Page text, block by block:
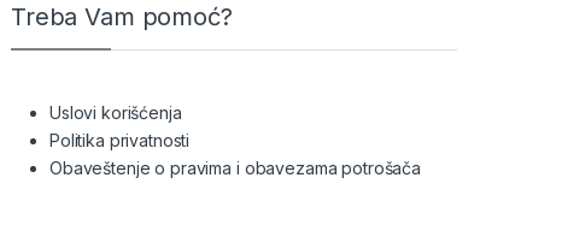
Treba Vam pomoć?
Uslovi korišćenja
Politika privatnosti
Obaveštenje o pravima i obavezama potrošača